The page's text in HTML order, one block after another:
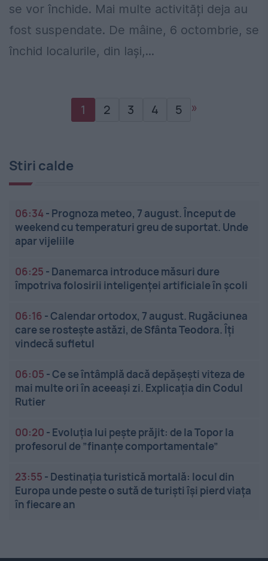
se vor închide. Mai multe activități deja au
fost suspendate. De mâine, 6 octombrie, se
închid localurile, din Iași,...
1 2 3 4 5 »
Stiri calde
06:34- Prognoza meteo, 7 august. Început de
weekend cu temperaturi greu de suportat. Unde
apar vijeliile
06:25 - Danemarca introduce măsuri dure
împotriva folosirii inteligenței artificiale în școli
06:16 -Calendar ortodox, 7 august. Rugăciunea
care se rostește astăzi, de Sfânta Teodora. Îți
vindecă sufletul
06:05 -Ce se întâmplă dacă depășești viteza de
mai multe ori în aceeași zi. Explicația din Codul
Rutier
00:20 - Evoluția lui pește prăjit: de la Topor la
profesorul de ”finanțe comportamentale”
23:55 - Destinația turistică mortală: locul din
Europa unde peste o sută de turiști își pierd viața
în fiecare an